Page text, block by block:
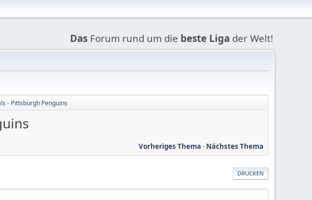
Das Forum rund um die beste Liga der Welt!
- Pittsburgh Penguins
Vorheriges Thema - Nächstes Thema
DRUCKEN